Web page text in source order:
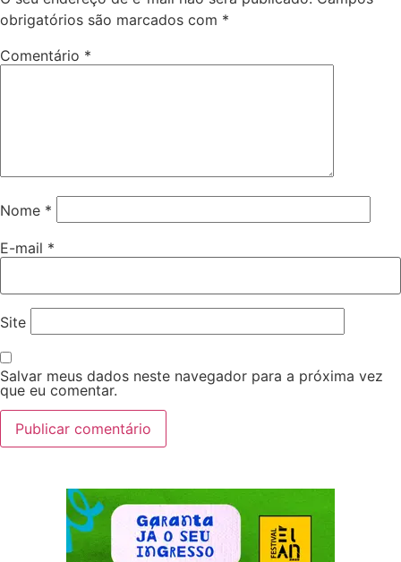
obrigatórios são marcados com *
Comentário *
Nome *
E-mail *
Site
Salvar meus dados neste navegador para a próxima vez
que eu comentar.